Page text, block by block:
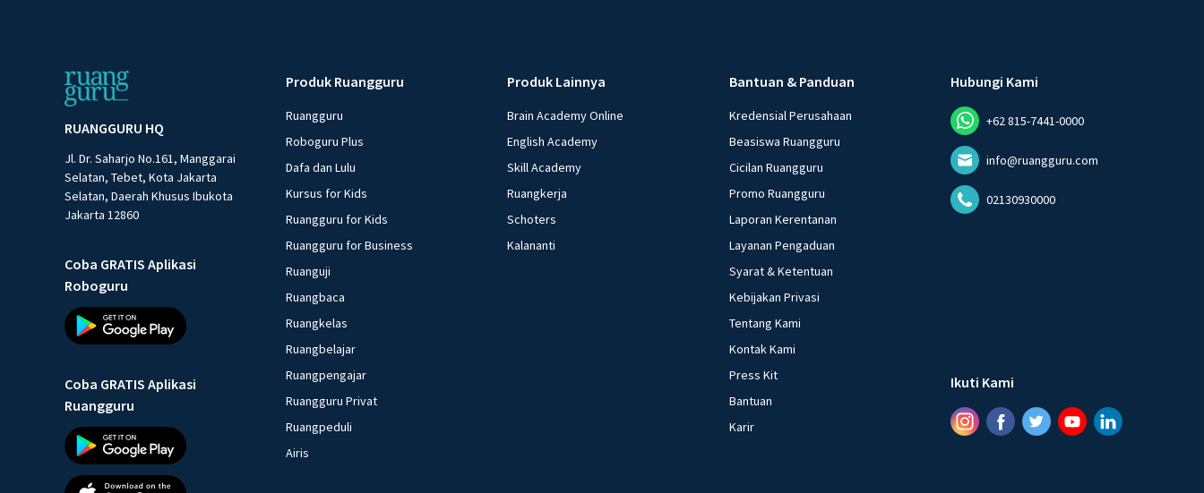
RUANGGURU HQ
Jl. Dr. Saharjo No.161, Manggarai
Selatan, Tebet, Kota Jakarta
Selatan, Daerah Khusus Ibukota
Jakarta 12860
Coba GRATIS Aplikasi
Roboguru
Coba GRATIS Aplikasi
Ruangguru
Produk Ruangguru
Ruangguru
Roboguru Plus
Dafa dan Lulu
Kursus for Kids
Ruangguru for Kids
Ruangguru for Business
Ruanguji
Ruangbaca
Ruangkelas
Ruangbelajar
Ruangpengajar
Ruangguru Privat
Ruangpeduli
Airis
Produk Lainnya
Brain Academy Online
English Academy
Skill Academy
Ruangkerja
Schoters
Kalananti
Bantuan & Panduan
Kredensial Perusahaan
Beasiswa Ruangguru
Cicilan Ruangguru
Promo Ruangguru
Laporan Kerentanan
Layanan Pengaduan
Syarat & Ketentuan
Kebijakan Privasi
Tentang Kami
Kontak Kami
Press Kit
Bantuan
Karir
Hubungi Kami
+62 815-7441-0000
info@ruangguru.com
02130930000
Ikuti Kami